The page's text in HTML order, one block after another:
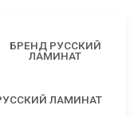
ЛАМИНАТ